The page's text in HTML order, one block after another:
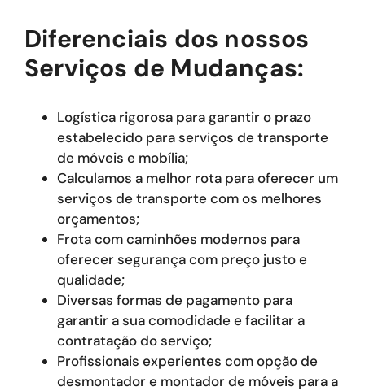
Diferenciais dos nossos
Serviços de Mudanças:
Logística rigorosa para garantir o prazo
estabelecido para serviços de transporte
de móveis e mobília;
Calculamos a melhor rota para oferecer um
serviços de transporte com os melhores
orçamentos;
Frota com caminhões modernos para
oferecer segurança com preço justo e
qualidade;
Diversas formas de pagamento para
garantir a sua comodidade e facilitar a
contratação do serviço;
Profissionais experientes com opção de
desmontador e montador de móveis para a